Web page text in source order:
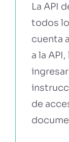
La API
todos
cuenta
a la
ingresar
de